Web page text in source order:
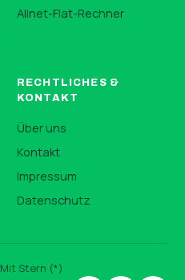
Allnet-Flat-Rechner
RECHTLICHES &
KONTAKT
Über uns
Kontakt
Impressum
Datenschutz
Mit Stern (*)